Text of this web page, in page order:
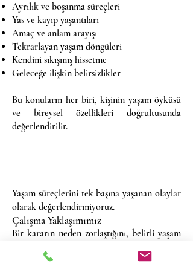
Ayrılık ve boşanma süreçleri
Yas ve kayıp yaşantıları
Amaç ve anlam arayışı
Tekrarlayan yaşam döngüleri
Kendini sıkışmış hissetme
Geleceğe ilişkin belirsizlikler
Bu konuların her biri, kişinin yaşam öyküsü
ve bireysel özellikleri doğrultusunda
değerlendirilir.
Yaşam süreçlerini tek başına yaşanan olaylar
olarak değerlendirmiyoruz.
Bir kararın neden zorlaştığını, belirli yaşam
oluşturduğunu ya da bazı güçlüklerin neden
Çalışma Yaklaşımımız